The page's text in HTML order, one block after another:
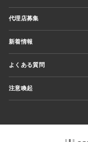
代理店募集
新着情報
よくある質問
注意喚起